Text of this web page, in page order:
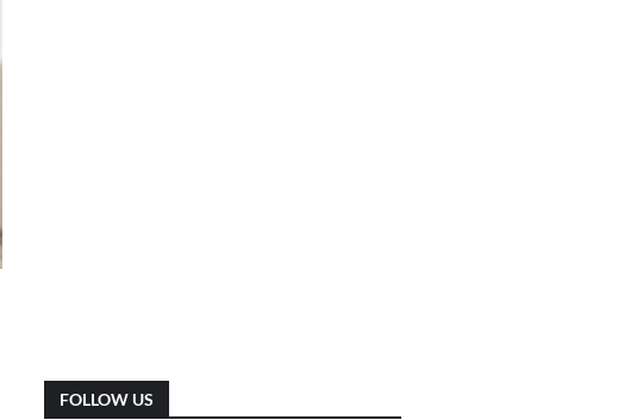
FOLLOW US